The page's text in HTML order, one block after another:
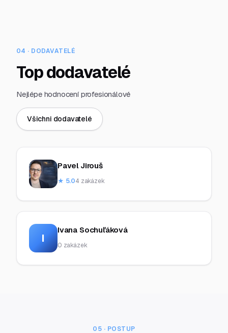
04 · DODAVATELÉ
Top dodavatelé
Nejlépe hodnocení profesionálové
Všichni dodavatelé
Pavel Jirouš
★ 5.04 zakázek
I
Ivana Sochuľáková
0 zakázek
05 · POSTUP